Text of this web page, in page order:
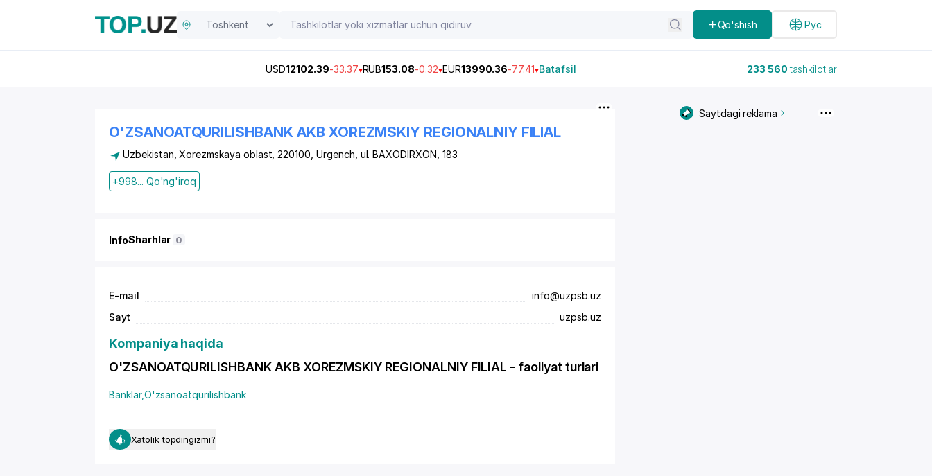
Qo'shish Рус
USD12102.39-33.37 RUB153.08-0.32 EUR13990.36-77.41 Batafsil 233 560tashkilotlar
O'ZSANOATQURILISHBANK AKB XOREZMSKIY REGIONALNIY FILIAL
Uzbekistan, Xorezmskaya oblast, 220100, Urgench, ul. BAXODIRXON , 183
+998... Qo'ng'iroq
InfoSharhlar 0
E-mail
info@uzpsb.uz
Sayt
uzpsb.uz
Kompaniya haqida
O'ZSANOATQURILISHBANK AKB XOREZMSKIY REGIONALNIY FILIAL - faoliyat turlari
Banklar,O'zsanoatqurilishbank
Xatolik topdingizmi?
Saytdagi reklama